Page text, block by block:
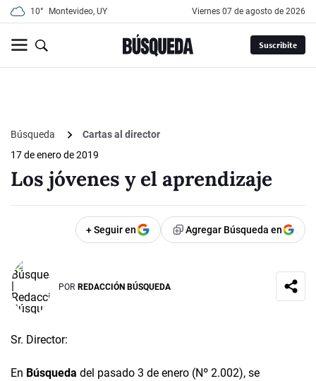
10° Montevideo, UY viernes 07 de agosto de 2026
Suscribite
Búsqueda
Cartas al director
17 de enero de 2019
Los jóvenes y el aprendizaje
+ Seguir en Agregar Búsqueda en
POR REDACCIÓN BÚSQUEDA
Sr. Director:
En Búsqueda del pasado 3 de enero (Nº 2.002), se